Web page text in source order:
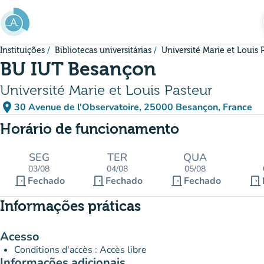
Ir para o conteúdo principal
Instituições Bibliotecas universitárias Université Marie et Louis
BU IUT Besançon
Université Marie et Louis Pasteur
place 30 Avenue de l'Observatoire, 25000 Besançon, France
(abrir no Google Maps)
(novo separador)
Horário de funcionamento
SEG
03/08
door_front Fechado
TER
04/08
door_front Fechado
QUA
05/08
door_front Fechado door_front
Informações práticas
Acesso
Conditions d'accès : Accès libre